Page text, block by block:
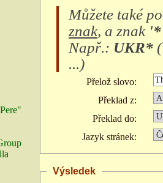
Můžete také
znak, a znak
Např.: UKR* (
...)
Přelož slovo:
Překlad z:
Překlad do:
Jazyk stránek:
Výsledek